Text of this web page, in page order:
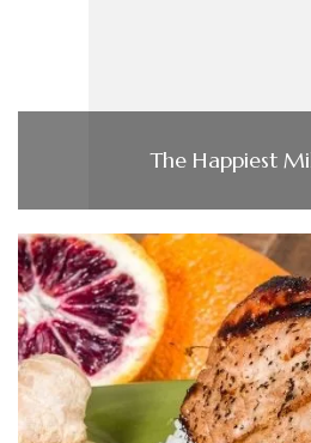
The Happiest